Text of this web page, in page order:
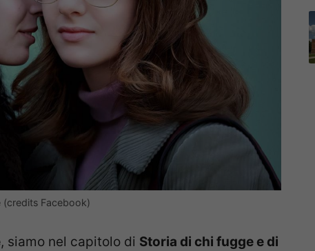
(credits Facebook)
, siamo nel capitolo di Storia di chi fugge e di